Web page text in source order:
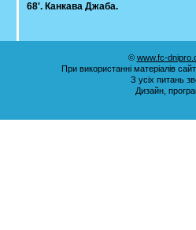
68'. Канкава Джаба.
© www.fc-
При використанні матеріалів
З усіх питань
Дизайн,